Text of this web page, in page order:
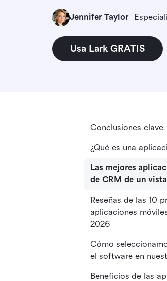
Jennifer Taylor
Usa Lark GRATIS
Conclusiones clave
¿Qué es una
Las mejores
de CRM de un
Reseñas de las 10
aplicaciones
2026
Cómo
el software en
Beneficios de las